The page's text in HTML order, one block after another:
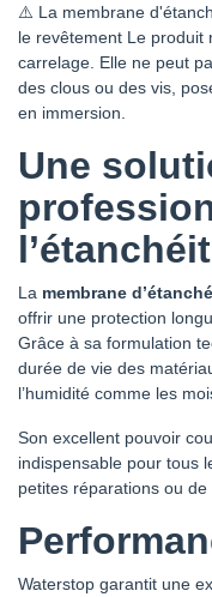
⚠️ La membrane
le revêtement Le produit
carrelage. Elle ne peut
des clous ou des vis,
en immersion.
Une
La membrane
offrir une protection
Grâce à sa formulation
durée de vie des
l’humidité comme les
Son excellent pouvoir
indispensable pour tous
petites réparations ou
Waterstop garantit une